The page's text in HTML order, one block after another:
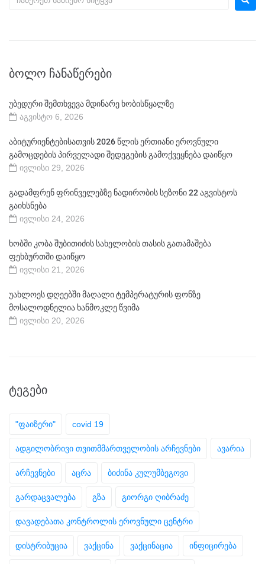
ᲑᲝᲚᲝ ᲩᲐᲜᲐᲬᲔᲠᲔᲑᲘ
უბედური შემთხვევა მდინარე ხობისწყალზე
აგვისტო 6, 2026
აბიტურიენტებისათვის 2026 წლის ერთიანი ეროვნული
გამოცდების პირველადი შედეგების გამოქვეყნება დაიწყო
ივლისი 29, 2026
გადამფრენ ფრინველებზე ნადირობის სეზონი 22 აგვისტოს
გაიხსნება
ივლისი 24, 2026
ხობში კობა შუბითიძის სახელობის თასის გათამაშება
ფეხბურთში დაიწყო
ივლისი 21, 2026
უახლოეს დღეებში მაღალი ტემპერატურის ფონზე
მოსალოდნელია ხანმოკლე წვიმა
ივლისი 20, 2026
ᲢᲔᲒᲔᲑᲘ
"ფაიზერი" covid 19
ადგილობრივი თვითმმართველობის არჩევნები ავარია
არჩევნები აცრა ბიძინა კულუმბეგოვი
გარდაცვალება გზა გიორგი ღიბრაძე
დავადებათა კონტროლის ეროვნული ცენტრი
დისტრიბუცია ვაქცინა ვაქცინაცია ინფიცირება